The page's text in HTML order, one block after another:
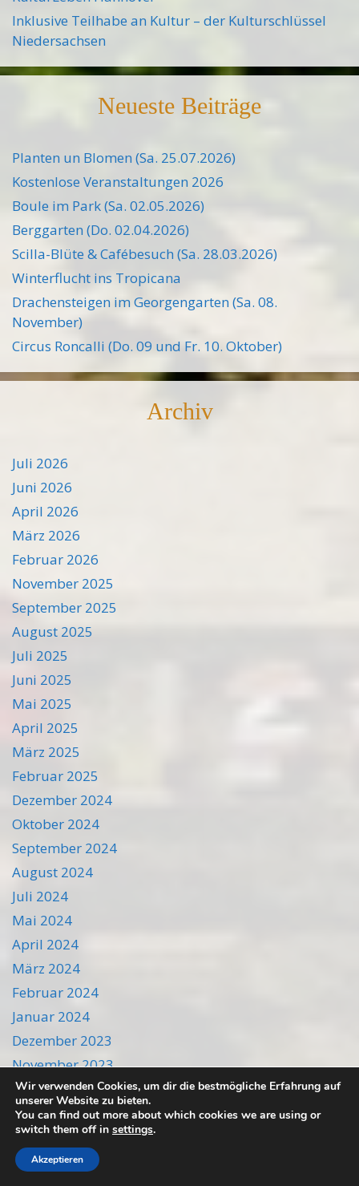
Inklusive Teilhabe an Kultur – der Kulturschlüssel
Niedersachsen
Neueste Beiträge
Planten un Blomen (Sa. 25.07.2026)
Kostenlose Veranstaltungen 2026
Boule im Park (Sa. 02.05.2026)
Berggarten (Do. 02.04.2026)
Scilla-Blüte & Cafébesuch (Sa. 28.03.2026)
Winterflucht ins Tropicana
Drachensteigen im Georgengarten (Sa. 08.
November)
Circus Roncalli (Do. 09 und Fr. 10. Oktober)
Archiv
Juli 2026
Juni 2026
April 2026
März 2026
Februar 2026
November 2025
September 2025
August 2025
Juli 2025
Juni 2025
Mai 2025
April 2025
März 2025
Februar 2025
Dezember 2024
Oktober 2024
September 2024
August 2024
Juli 2024
Mai 2024
April 2024
März 2024
Februar 2024
Januar 2024
Dezember 2023
November 2023
Oktober 2023
September 2023
August 2023
Juli 2023
Wir verwenden Cookies, um dir die bestmögliche Erfahrung auf
unserer Website zu bieten.
You can find out more about which cookies we are using or
switch them off in settings.
Akzeptieren